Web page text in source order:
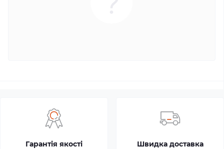
Гарантія якості Швидка доставка